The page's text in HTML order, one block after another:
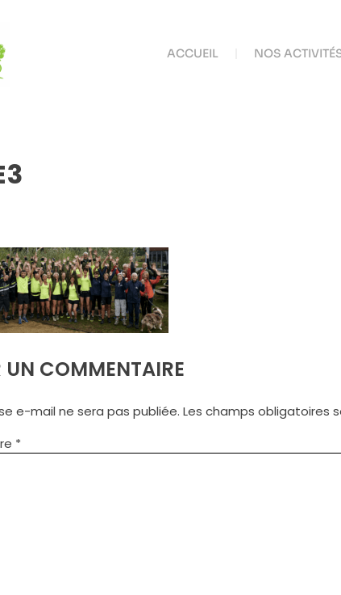
ACCUEIL NOS
UN COMMENTAIRE
e-mail ne sera pas publiée. Les champs obligatoires
*